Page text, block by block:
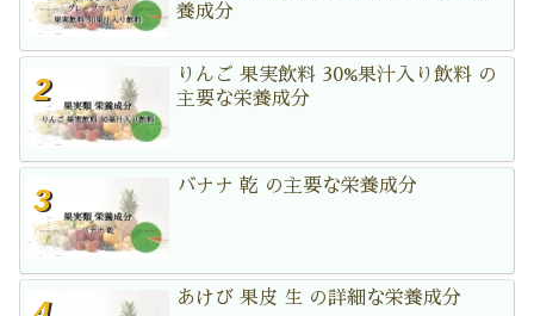
養成分
りんご 果実飲料 30%果汁入り飲料 の
主要な栄養成分
バナナ 乾 の主要な栄養成分
あけび 果皮 生 の詳細な栄養成分